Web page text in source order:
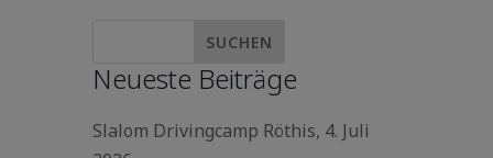
Neueste Beiträge
Slalom Drivingcamp Röthis, 4. Juli